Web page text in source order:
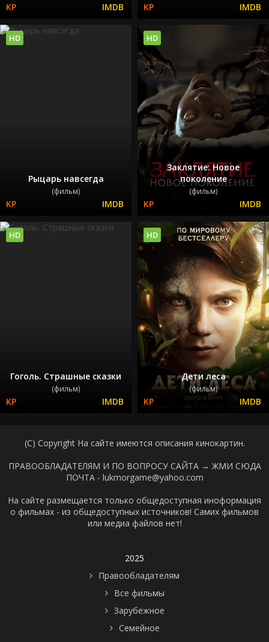
Рыцарь навсегда
(фильм)
HD
Заклятие: Новое
поколение
(фильм)
HD
Гоголь. Страшные сказки
(фильм)
HD
Дети леса
(фильм)
HD
(C) Copyright На сайте имеются описания кинокартин.
ПРАВООБЛАДАТЕЛЯМ И ПО ВОПРОСУ САЙТА → ЖМИ СЮДА
ПОЧТА - lukmorgame@yahoo.com
На сайте размещается только общедоступная иноформация
о фильмах - из общедоступных источников! Самих фильмов
или медиа файлов нет!
2025
Правообладателям
Все фильмы
Зарубежное
Семейное